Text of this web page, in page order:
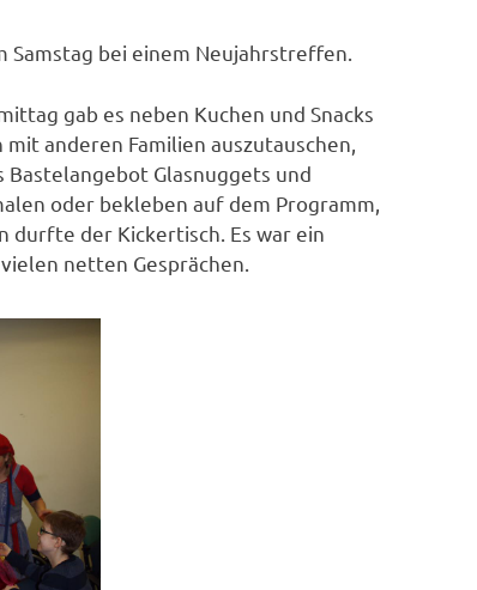
Samstag bei einem Neujahrstreffen.
gab es neben Kuchen und Snacks
anderen Familien auszutauschen,
Bastelangebot Glasnuggets und
oder bekleben auf dem Programm,
durfte der Kickertisch. Es war ein
netten Gesprächen.